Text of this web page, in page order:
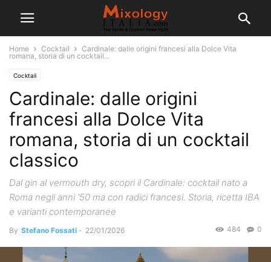
Home Cocktail
Cardinale: dalle origini francesi alla Dolce Vita
romana, storia di un cocktail...
Cocktail
Cardinale: dalle origini
francesi alla Dolce Vita
romana, storia di un cocktail
classico
Dal gin al vermouth dry, scopri il Cardinale: cocktail nato a
Roma negli anni '50 ma con radici francesi. Storia, ricetta IBA
e varianti contemporanee
By Stefano Fossati - 22/01/2026 0
484